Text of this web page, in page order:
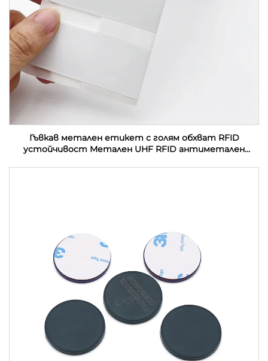
Гъвкав метален етикет с голям обхват RFID
устойчивост Метален UHF RFID антиметален